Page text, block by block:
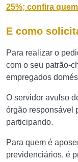
25%; confira
E como
Para realizar o
com o seu patrão-
empregados
O servidor avulso
órgão responsável
participando.
Para quem é
previdenciários, é